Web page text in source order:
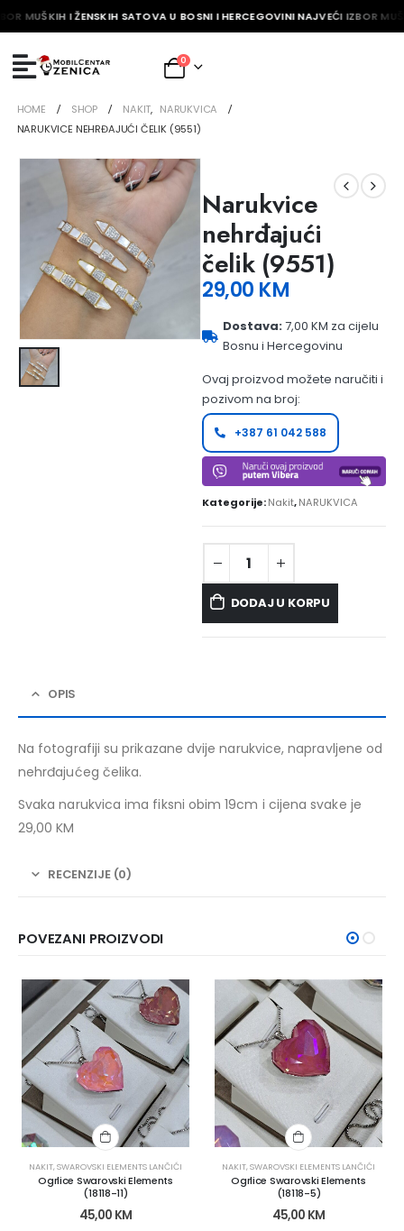
MUŠKIH I ŽENSKIH SATOVA U BOSNI I HERCEGOVINI NAJVEĆI IZBOR
0
HOME SHOP NAKIT, NARUKVICA
NARUKVICE NEHRĐAJUĆI ČELIK (9551)
Narukvice
nehrđajući
čelik (9551)
29,00 KM
Dostava:7,00 KM za cijelu
Bosnu i Hercegovinu
Ovaj proizvod možete naručiti i
pozivom na broj:
+387 61 042 588
Kategorije:Nakit,NARUKVICA
DODAJ U KORPU
OPIS
Na fotografiji su prikazane dvije narukvice, napravljene od
nehrđajućeg čelika.
Svaka narukvica ima fiksni obim 19cm i cijena svake je
29,00 KM
RECENZIJE (0)
POVEZANI PROIZVODI
NAKIT,SWAROVSKI ELEMENTS LANČIĆI
Ogrlice Swarovski Elements
(18118-11)
45,00 KM
NAKIT,SWAROVSKI ELEMENTS LANČIĆI
Ogrlice Swarovski Elements
(18118-5)
45,00 KM